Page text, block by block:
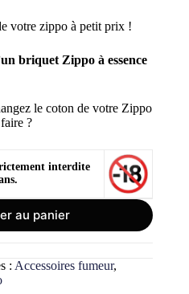
votre zippo à petit prix !
briquet Zippo à essence
le coton de votre Zippo
?
interdite
au panier
: Accessoires fumeur,